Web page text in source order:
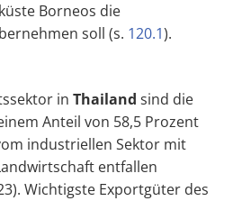
Borneos die
soll (s. 120.1).
in Thailand sind die
Anteil von 58,5 Prozent
industriellen Sektor mit
entfallen
Wichtigste Exportgüter des